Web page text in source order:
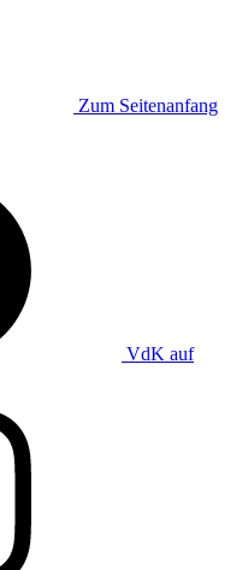
Zum Seitenanfang
VdK auf